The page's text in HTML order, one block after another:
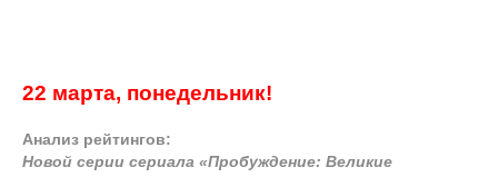
22 марта, понедельник!
Анализ рейтингов:
Новой серии сериала «Пробуждение: Великие